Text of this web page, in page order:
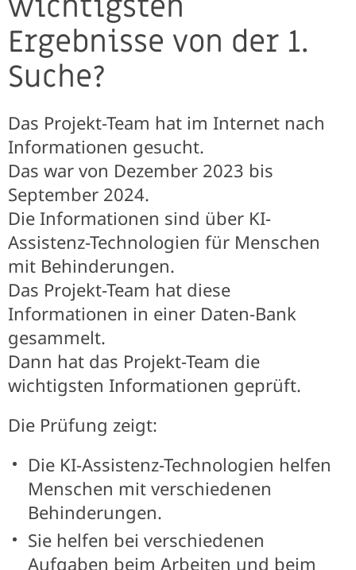
Ergebnisse von der 1.
Suche?
Das Projekt-Team hat im Internet nach
Informationen gesucht.
Das war von Dezember 2023 bis
September 2024.
Die Informationen sind über KI-
Assistenz-Technologien für Menschen
mit Behinderungen.
Das Projekt-Team hat diese
Informationen in einer Daten-Bank
gesammelt.
Dann hat das Projekt-Team die
wichtigsten Informationen geprüft.
Die Prüfung zeigt:
Die KI-Assistenz-Technologien helfen
Menschen mit verschiedenen
Behinderungen.
Sie helfen bei verschiedenen
Aufgaben beim Arbeiten und beim